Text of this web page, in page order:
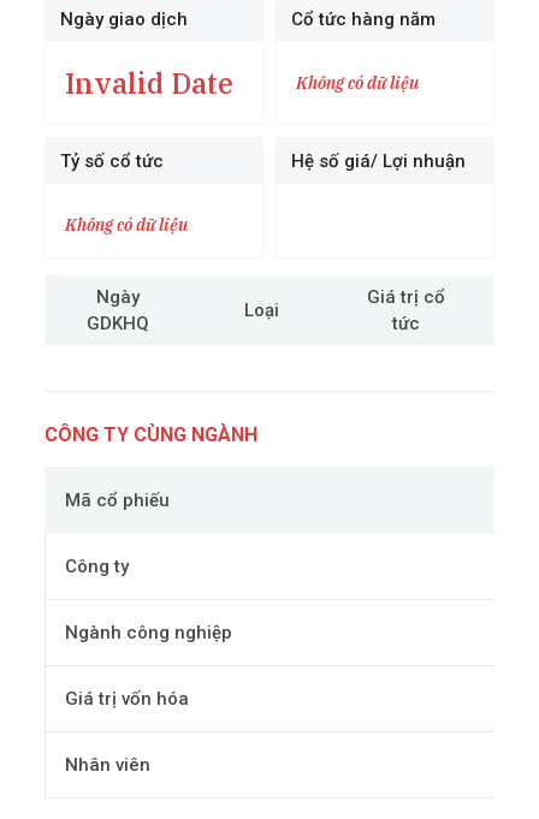
Ngày giao dịch
Invalid Date
Cổ tức hàng năm
Không có dữ liệu
Tỷ số cổ tức
Không có dữ liệu
Hệ số giá/ Lợi nhuận
Ngày
GDKHQ
Loại
Giá trị cổ
tức
CÔNG TY CÙNG NGÀNH
Mã cổ phiếu
Công ty
Ngành công nghiệp
Giá trị vốn hóa
Nhân viên